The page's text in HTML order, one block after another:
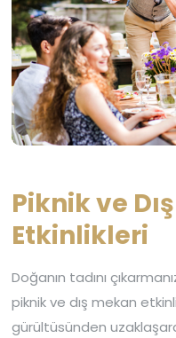
Piknik ve
Etkinlikleri
Doğanın tadını
piknik ve dış mekan
gürültüsünden